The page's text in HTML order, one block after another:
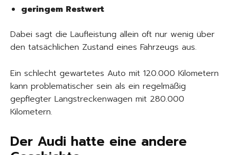
geringem Restwert
Dabei sagt die Laufleistung allein oft nur wenig über
den tatsächlichen Zustand eines Fahrzeugs aus.
Ein schlecht gewartetes Auto mit 120.000 Kilometern
kann problematischer sein als ein regelmäßig
gepflegter Langstreckenwagen mit 280.000
Kilometern.
Der Audi hatte eine andere